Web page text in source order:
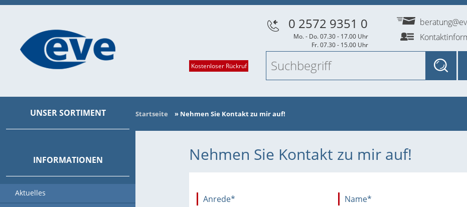
Startseite » Nehmen Sie Kontakt zu mir auf!
Nehmen Sie Kontakt zu mir auf!
Anrede* Name*
Kostenloser Rückruf
0 2572 9351 0
Mo. - Do. 07.30 - 17.00 Uhr
Fr. 07.30 - 15.00 Uhr
UNSER SORTIMENT
INFORMATIONEN
Aktuelles